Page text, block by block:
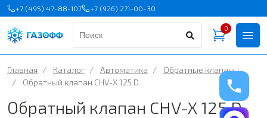
+7 (495) 47-88-107 +7 (926) 271-00-30
0
Главная / Каталог / Автоматика /
Обратные клапаны
/
Обратный клапан CHV-X 125 D
Обратный клапан CHV-X 125 D